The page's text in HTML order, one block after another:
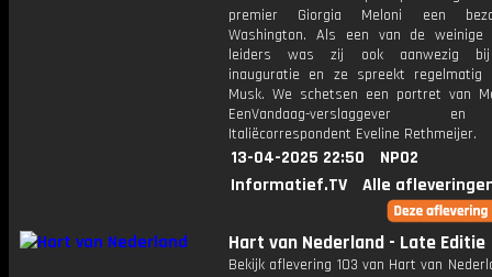
premier Giorgia Meloni een
Washington. Als een van de weinige
leiders was zij ook aanwezig bij
inauguratie en ze spreekt regelmatig
Musk. We schetsen een portret van
EenVandaag-verslaggever
Italiëcorrespondent Eveline Rethmeijer.
13-04-2025 22:50
NPO2
Informatief.TV
Alle
Hart van Nederland - Late Editie
Bekijk aflevering 103 van Hart van